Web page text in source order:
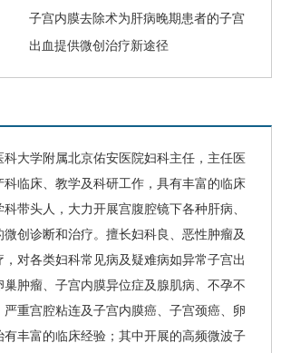
子宫内膜去除术为肝病晚期患者的子宫
出血提供微创治疗新途径
科大学附属北京佑安医院妇科主任，主任医
科临床、教学及科研工作，具有丰富的临床
带头人，大力开展宫腹腔镜下各种肝病、
创诊断和治疗。擅长妇科良、恶性肿瘤及
对各类妇科常见病及疑难病如异常子宫出
巢肿瘤、子宫内膜异位症及腺肌病、不孕不
重宫腔粘连及子宫内膜癌、子宫颈癌、卵
有丰富的临床经验；其中开展的高频微波子